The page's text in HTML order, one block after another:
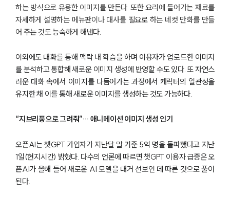
하는 방식으로 유용한 이미지를 만든다. 또한 요리에 들어가는 재료를
자세하게 설명하는 메뉴판이나 대사를 필요로 하는 네컷 만화를 만들
어 주는 것도 능숙하게 해낸다.
이외에도 대화를 통해 맥락 내 학습을 하며 이용자가 업로드한 이미지
를 분석하고 통합해 새로운 이미지 생성에 반영할 수도 있다. 또 자연스
러운 대화 속에서 이미지를 다듬어가는 과정에서 캐릭터의 일관성을
유지한 채 이를 통해 새로운 이미지를 생성하는 것도 가능하다.
“지브리풍으로 그려줘”… 애니메이션 이미지 생성 인기
오픈AI는 챗GPT 가입자가 지난달 말 기준 5억 명을 돌파했다고 지난
1일(현지시간) 밝혔다. 다수의 언론에 따르면 챗GPT 이용자 급증은 오
픈AI가 올해 들어 새로운 AI 모델을 대거 선보인 데 따른 것으로 풀이
된다.